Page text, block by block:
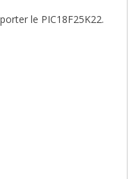
le PIC18F25K22.